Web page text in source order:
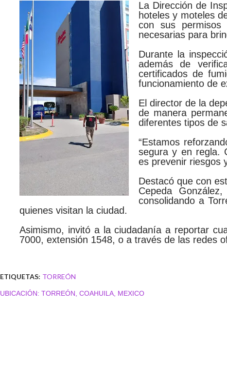
La Dirección de
hoteles y moteles
con sus permisos
necesarias para
Durante la
además de
certificados de
funcionamiento de
El director de la
de manera
diferentes tipos de
“Estamos
segura y en regla.
es prevenir riesgos
Destacó que con
Cepeda
consolidando a
quienes visitan la ciudad.
Asimismo, invitó a la ciudadanía a reportar
7000, extensión 1548, o a través de las redes
ETIQUETAS: TORREÓN
UBICACIÓN: TORREÓN, COAHUILA, MEXICO